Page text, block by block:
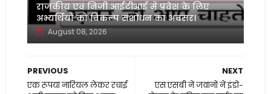
‌राजकीय एवं निजी आईटीआई में प्रवेश के लिए
अभ्यर्थियों को विकल्प संशोधन का अवसर।
August 08, 2026
NEXT
एस एसबी नें जवानों नें इंडो-
PREVIOUS
एक रूपया नारियल लेकर रचाई